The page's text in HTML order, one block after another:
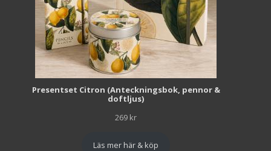
Presentset Citron (Anteckningsbok, pennor &
doftljus)
269 kr
Läs mer här & köp